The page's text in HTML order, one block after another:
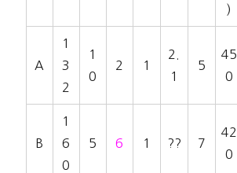
)
A
1
3
2
1
0
2 1
2.
1
5
45
0
B
1
6
0
5 6 1 ?? 7
42
0